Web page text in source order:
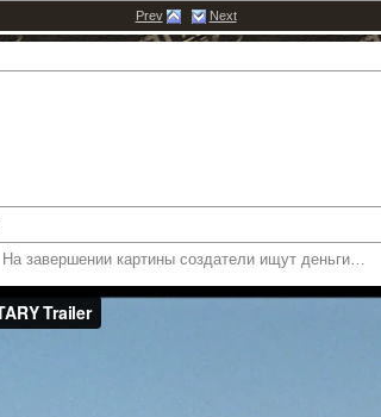
Prev Next
На завершении картины создатели ищут деньги…